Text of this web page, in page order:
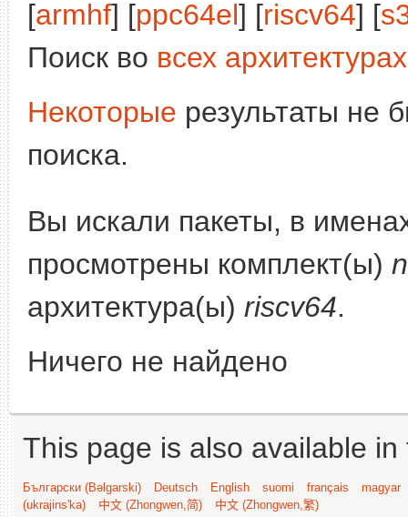
[armhf] [ppc64el] [riscv64] [
Поиск во всех архитектурах
Некоторые результаты не
поиска.
Вы искали пакеты, в
просмотрены комплект(ы)
архитектура(ы) riscv64.
Ничего не найдено
This page is also available
Български (Bəlgarski) Deutsch English suomi français
magyar
(ukrajins'ka)
中文 (Zhongwen,简) 中文 (Zhongwen,繁)